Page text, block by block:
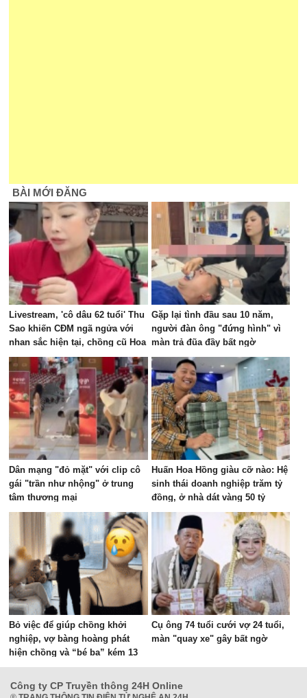
BÀI MỚI ĐĂNG
Livestream, 'cô dâu 62 tuổi' Thu
Sao khiến CĐM ngã ngửa với
nhan sắc hiện tại, chồng cũ Hoa
Cương bị réo tên
Gặp lại tình đầu sau 10 năm,
người đàn ông "đứng hình" vì
màn trả đũa đầy bất ngờ
Dân mạng "đỏ mặt" với clip cô
gái "trần như nhộng" ở trung
tâm thương mại
Huấn Hoa Hồng giàu cỡ nào: Hệ
sinh thái doanh nghiệp trăm tỷ
đồng, ở nhà dát vàng 50 tỷ
Bỏ việc để giúp chồng khởi
nghiệp, vợ bàng hoàng phát
hiện chồng và “bé ba” kém 13
tuổi lén lút đi làm IVF: Kiện ra
toà, nguy cơ ra đi tay trắng
Cụ ông 74 tuổi cưới vợ 24 tuổi,
màn "quay xe" gây bất ngờ
Công ty CP Truyền thông 24H Online